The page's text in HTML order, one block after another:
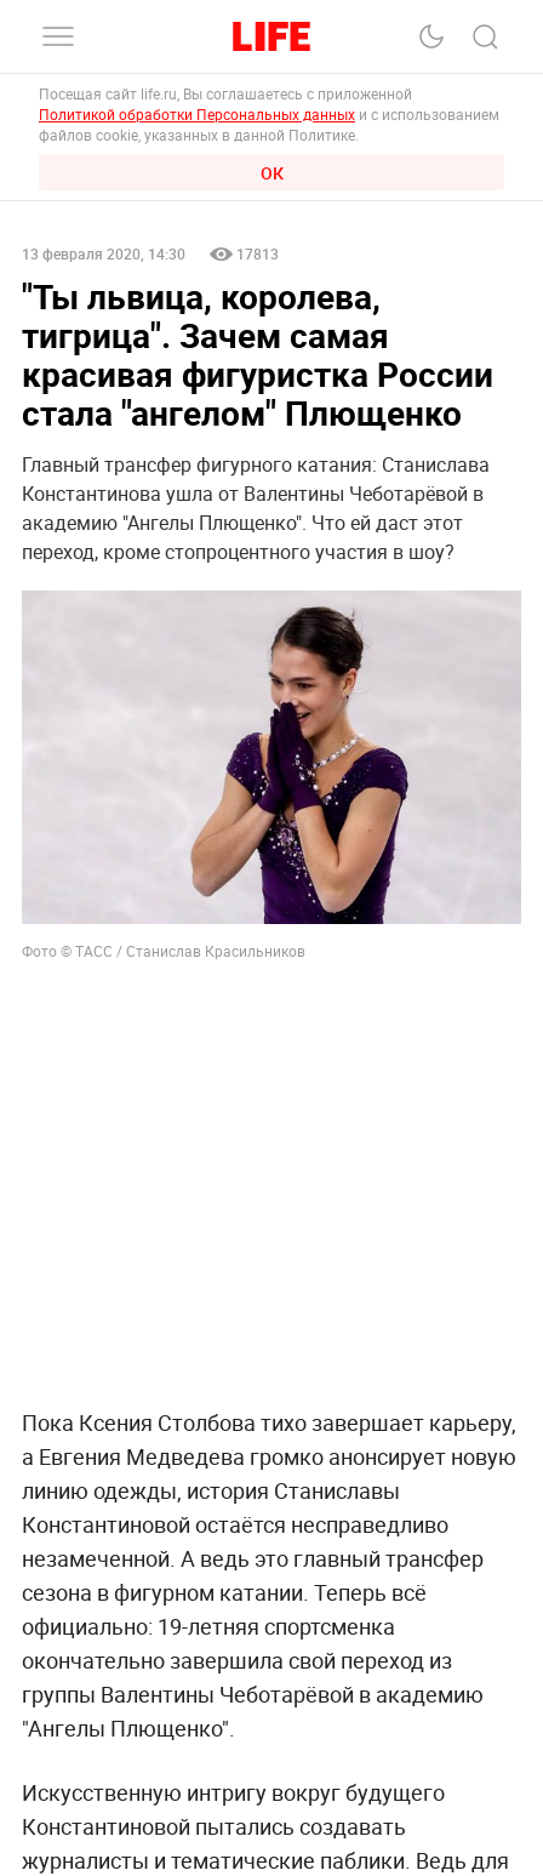
Посещая сайт life.ru, Вы соглашаетесь с приложенной
Политикой обработки Персональных данных и с использованием
файлов cookie, указанных в данной Политике.
ОК
13 февраля 2020, 14:30 17813
"Ты львица, королева,
тигрица". Зачем самая
красивая фигуристка России
стала "ангелом" Плющенко
Главный трансфер фигурного катания: Станислава
Константинова ушла от Валентины Чеботарёвой в
академию "Ангелы Плющенко". Что ей даст этот
переход, кроме стопроцентного участия в шоу?
Фото © ТАСС / Станислав Красильников
Пока Ксения Столбова тихо завершает карьеру,
а Евгения Медведева громко анонсирует новую
линию одежды, история Станиславы
Константиновой остаётся несправедливо
незамеченной. А ведь это главный трансфер
сезона в фигурном катании. Теперь всё
официально: 19-летняя спортсменка
окончательно завершила свой переход из
группы Валентины Чеботарёвой в академию
"Ангелы Плющенко".
Искусственную интригу вокруг будущего
Константиновой пытались создавать
журналисты и тематические паблики. Ведь для